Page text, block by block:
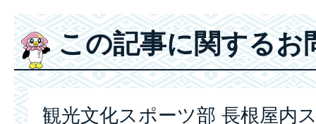
この記事に関するお
観光文化スポーツ部 長根屋内